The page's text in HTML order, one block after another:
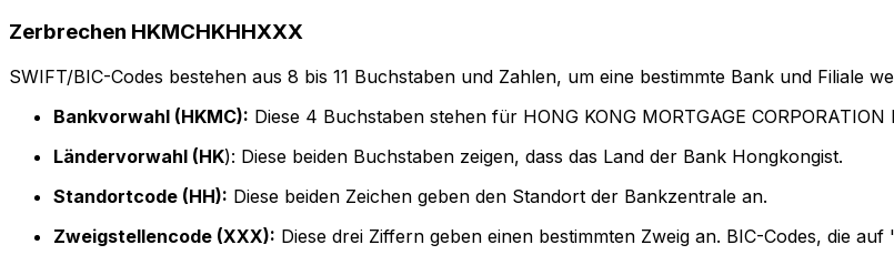
Zerbrechen HKMCHKHHXXX
SWIFT/BIC-Codes bestehen aus 8 bis 11 Buchstaben und Zahlen, um eine bestimmte Bank und Filiale
Bankvorwahl (HKMC): Diese 4 Buchstaben stehen für HONG KONG MORTGAGE CORPORATION
Ländervorwahl (HK): Diese beiden Buchstaben zeigen, dass das Land der Bank Hongkongist.
Standortcode (HH): Diese beiden Zeichen geben den Standort der Bankzentrale an.
Zweigstellencode (XXX): Diese drei Ziffern geben einen bestimmten Zweig an. BIC-Codes, die